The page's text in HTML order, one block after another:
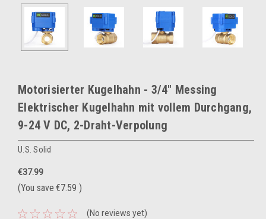
Motorisierter Kugelhahn - 3/4" Messing
Elektrischer Kugelhahn mit vollem Durchgang,
9-24 V DC, 2-Draht-Verpolung
U.S. Solid
€37.99
(You save €7.59 )
(No reviews yet)